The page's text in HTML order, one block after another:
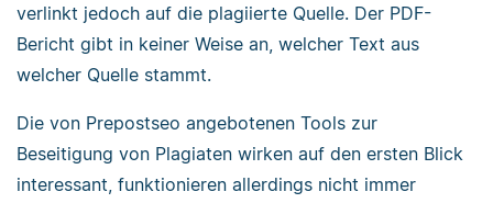
verlinkt jedoch auf die plagiierte Quelle. Der PDF-
Bericht gibt in keiner Weise an, welcher Text aus
welcher Quelle stammt.
Die von Prepostseo angebotenen Tools zur
Beseitigung von Plagiaten wirken auf den ersten Blick
interessant, funktionieren allerdings nicht immer